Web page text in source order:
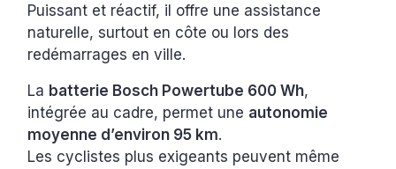
Puissant et réactif, il offre une assistance
naturelle, surtout en côte ou lors des
redémarrages en ville.
La batterie Bosch Powertube 600 Wh,
intégrée au cadre, permet une autonomie
moyenne d’environ 95 km.
Les cyclistes plus exigeants peuvent même